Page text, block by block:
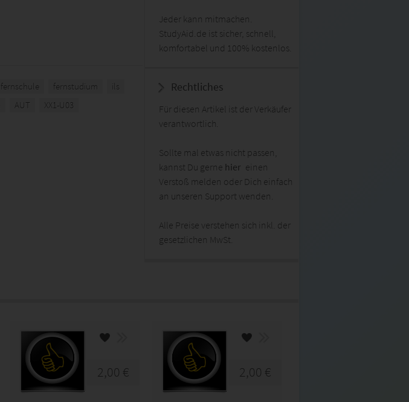
fernschule fernstudium
ils
AUT XX1-U03
Jeder kann mitmachen.
StudyAid.de ist sicher, schnell,
komfortabel und 100% kostenlos.
Rechtliches
Für diesen Artikel ist der Verkäufer
verantwortlich.
Sollte mal etwas nicht passen,
kannst Du gerne hier einen
Verstoß melden oder Dich einfach
an unseren Support wenden.
Alle Preise verstehen sich inkl. der
gesetzlichen MwSt.
2,00 € 2,00 €